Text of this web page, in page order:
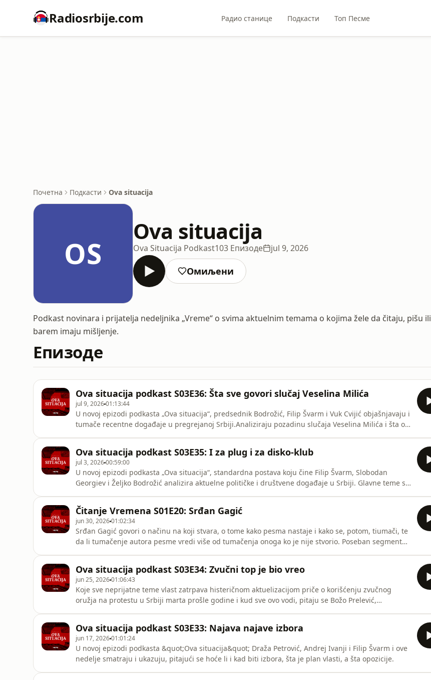
Radiosrbije.com Радио станице Подкасти Топ Песме
Почетна Подкасти Ova situacija
OS
Ova situacija
Ova Situacija Podkast103 Епизоде jul 9, 2026
Омиљени
Podkast novinara i prijatelja nedeljnika „Vreme“ o svima aktuelnim temama o kojima žele da čitaju, pišu ili
barem imaju mišljenje.
Епизоде
Ova situacija podkast S03E36: Šta sve govori slučaj Veselina Milića
jul 9, 202601:13:44
U novoj epizodi podkasta „Ova situacija“, predsednik Bodrožić, Filip Švarm i Vuk Cvijić objašnjavaju i
tumače recentne događaje u pregrejanoj Srbiji.Analiziraju pozadinu slučaja Veselina Milića i šta on
Ova situacija podkast S03E35: I za plug i za disko-klub
jul 3, 202600:59:00
U novoj epizodi podkasta „Ova situacija“, standardna postava koju čine Filip Švarm, Slobodan
Georgiev i Željko Bodrožić analizira aktuelne političke i društvene događaje u Srbiji. Glavne teme su
pokreti. Pored političkih previranja, autori se osvrću i na situaciju u srpskom fudbalu kroz prizmu
Nemanje V
Čitanje Vremena S01E20: Srđan Gagić
jun 30, 202601:02:34
Srđan Gagić govori o načinu na koji stvara, o tome kako pesma nastaje i kako se, potom, tiumači, te
da li tumačenje autora pesme vredi više od tumačenja onoga ko je nije stvorio. Poseban segment
Ova situacija podkast S03E34: Zvučni top je bio vreo
jun 25, 202601:06:43
Koje sve neprijatne teme vlast zatrpava histeričnom aktuelizacijom priče o korišćenju zvučnog
oružja na protestu u Srbiji marta prošle godine i kud sve ovo vodi, pitaju se Božo Prelević,
Ova situacija podkast S03E33: Najava najave izbora
jun 17, 202601:01:24
U novoj epizodi podkasta &quot;Ova situacija&quot; Draža Petrović, Andrej Ivanji i Filip Švarm i ove
nedelje smatraju i ukazuju, pitajući se hoće li i kad biti izbora, šta je plan vlasti, a šta opozicije.